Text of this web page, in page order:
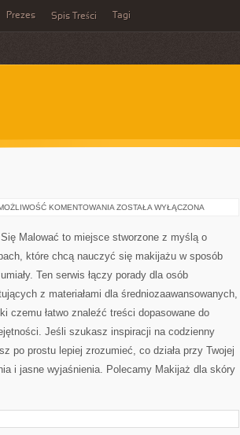
Prezes Spis Treści Tagi
KOMENTOWANIA HISTORIA
ZOSTAŁA WYŁĄCZONA
Malować to miejsce stworzone z myślą o
które chcą nauczyć się makijażu w sposób
Ten serwis łączy porady dla osób
z materiałami dla średniozaawansowanych,
czemu łatwo znaleźć treści dopasowane do
Jeśli szukasz inspiracji na codzienny
po prostu lepiej zrozumieć, co działa przy Twojej
i jasne wyjaśnienia. Polecamy Makijaż dla skóry